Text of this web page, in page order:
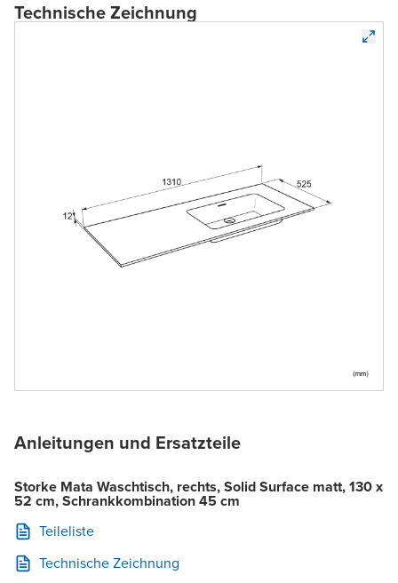
Technische Zeichnung
Anleitungen und Ersatzteile
Storke Mata Waschtisch, rechts, Solid Surface matt, 130 x
52 cm, Schrankkombination 45 cm
Teileliste
Technische Zeichnung